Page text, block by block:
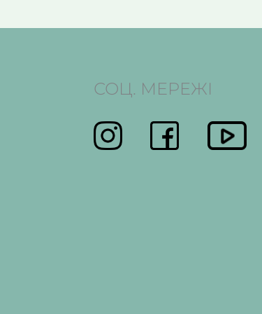
СОЦ. МЕРЕЖІ